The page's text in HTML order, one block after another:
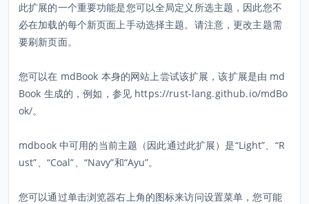
此扩展的一个重要功能是您可以全局定义所选主题，因此您不
必在加载的每个新页面上手动选择主题。请注意，更改主题需
要刷新页面。
您可以在 mdBook 本身的网站上尝试该扩展，该扩展是由 md
Book 生成的，例如，参见 https://rust-lang.github.io/mdBo
ok/。
mdbook 中可用的当前主题（因此通过此扩展）是“Light”、“R
ust”、“Coal”、“Navy”和“Ayu”。
您可以通过单击浏览器右上角的图标来访问设置菜单，您可能